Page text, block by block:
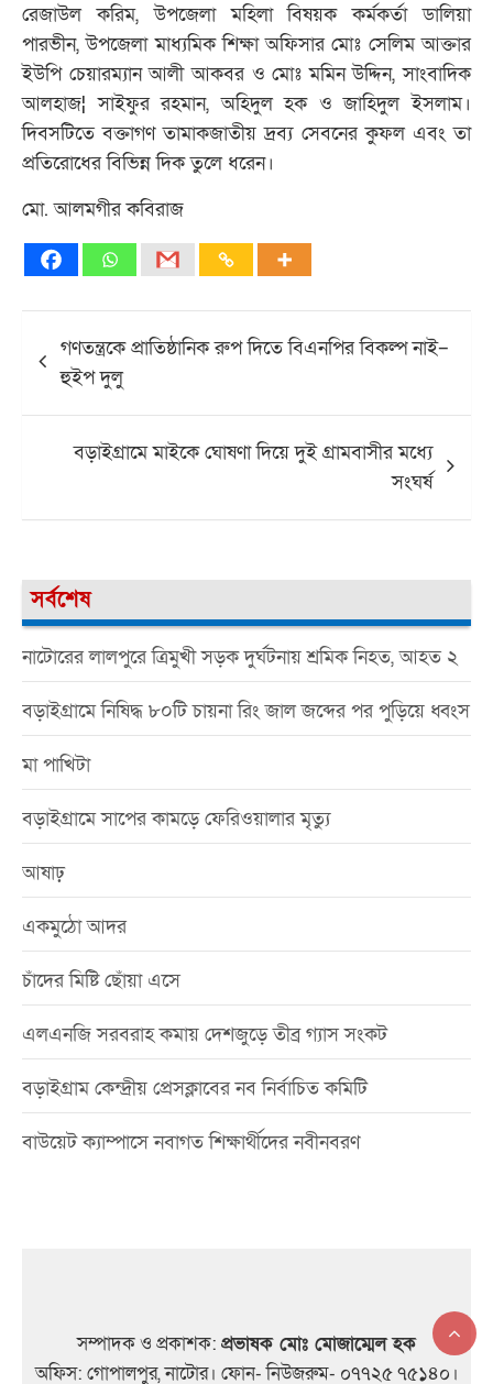
রেজাউল করিম, উপজেলা মহিলা বিষয়ক কর্মকর্তা ডালিয়া
পারভীন, উপজেলা মাধ্যমিক শিক্ষা অফিসার মোঃ সেলিম আক্তার
ইউপি চেয়ারম্যান আলী আকবর ও মোঃ মমিন উদ্দিন, সাংবাদিক
আলহাজ¦ সাইফুর রহমান, অহিদুল হক ও জাহিদুল ইসলাম।
দিবসটিতে বক্তাগণ তামাকজাতীয় দ্রব্য সেবনের কুফল এবং তা
প্রতিরোধের বিভিন্ন দিক তুলে ধরেন।
মো. আলমগীর কবিরাজ
navigation
গণতন্ত্রকে প্রাতিষ্ঠানিক রুপ দিতে বিএনপির বিকল্প নাই–
হুইপ দুলু
বড়াইগ্রামে মাইকে ঘোষণা দিয়ে দুই গ্রামবাসীর মধ্যে
সংঘর্ষ
সর্বশেষ
নাটোরের লালপুরে ত্রিমুখী সড়ক দুর্ঘটনায় শ্রমিক নিহত, আহত ২
বড়াইগ্রামে নিষিদ্ধ ৮০টি চায়না রিং জাল জব্দের পর পুড়িয়ে ধ্বংস
মা পাখিটা
বড়াইগ্রামে সাপের কামড়ে ফেরিওয়ালার মৃত্যু
আষাঢ়
একমুঠো আদর
চাঁদের মিষ্টি ছোঁয়া এসে
এলএনজি সরবরাহ কমায় দেশজুড়ে তীব্র গ্যাস সংকট
বড়াইগ্রাম কেন্দ্রীয় প্রেসক্লাবের নব নির্বাচিত কমিটি
বাউয়েট ক্যাম্পাসে নবাগত শিক্ষার্থীদের নবীনবরণ
সম্পাদক ও প্রকাশক: প্রভাষক মোঃ মোজাম্মেল হক
অফিস: গোপালপুর, নাটোর। ফোন- নিউজরুম- ০৭৭২৫ ৭৫১৪০।